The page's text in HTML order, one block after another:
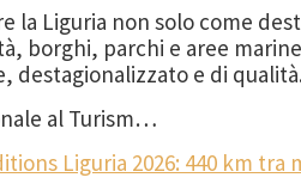
la Liguria non solo come
borghi, parchi e aree
destagionalizzato e di
al Turism…
Liguria 2026: 440 km tra